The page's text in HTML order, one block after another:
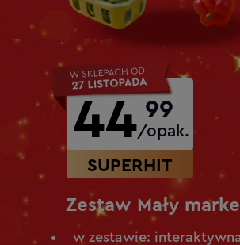
Zestaw Mały
99
44/opak.
w zestawie:
SUPERHIT